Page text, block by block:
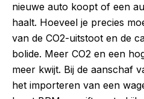
nieuwe auto koopt of een
haalt. Hoeveel je precies
van de CO2-uitstoot en de
bolide. Meer CO2 en een
meer kwijt. Bij de aanschaf
het importeren van een